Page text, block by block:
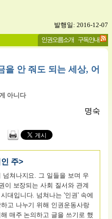
발행일: 2016-12-07
인권오름소개 구독안내
을 안 줘도 되는 세상, 어
아니다
명숙
주>
쳐나지요. 그 일들을 보며 우
이 보장되는 사회 질서와 관계
대입니다. 넘쳐나는 '인권' 속에
고 나누기 위해 인권운동사랑
매주 논의하고 글을 쓰기로 했